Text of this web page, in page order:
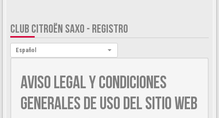
CLUB CITROËN SAXO - REGISTRO
Idioma:
Español
AVISO LEGAL Y CONDICIONES
GENERALES DE USO DEL SITIO WEB